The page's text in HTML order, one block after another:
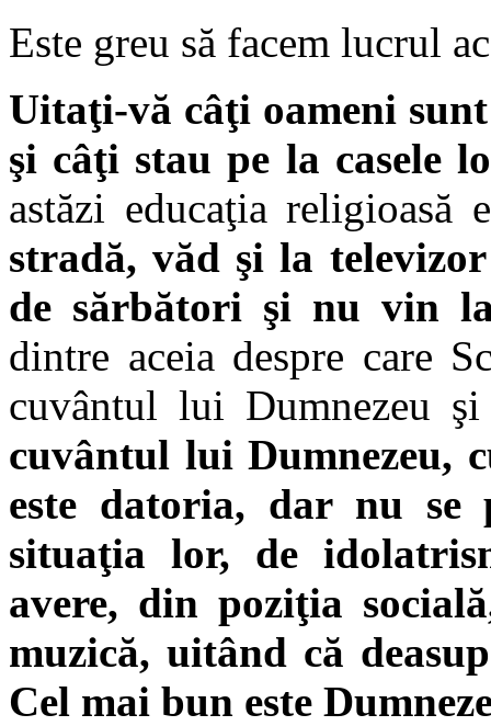
Este greu să facem lucrul
Uitaţi-vă câţi oameni
şi câţi stau pe la casele
astăzi educaţia religioasă
stradă, văd şi la
de sărbători şi nu vin
dintre aceia despre care
cuvântul lui Dumnezeu
cuvântul lui Dumnezeu,
este datoria, dar nu se
situaţia lor, de
avere, din poziţia
muzică, uitând că
Cel mai bun este